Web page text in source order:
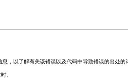
，以了解有关该错误以及代码中导致错误的出处的
。